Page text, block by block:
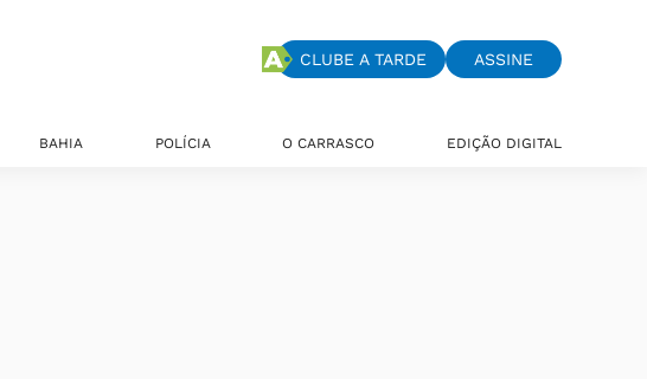
CLUBE A TARDE ASSINE
BAHIA POLÍCIA O CARRASCO EDIÇÃO DIGITAL